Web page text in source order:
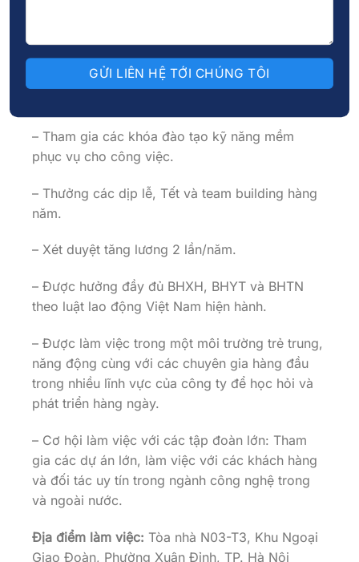
– Thưởng dự án theo các dự án tham gia.
– Đặc biệt chia cổ tức cho cán bộ nhân viên
– Tham gia các khóa đào tạo kỹ năng mềm
phục vụ cho công việc.
– Thưởng các dịp lễ, Tết và team building hàng
năm.
– Xét duyệt tăng lương 2 lần/năm.
– Được hưởng đầy đủ BHXH, BHYT và BHTN
theo luật lao động Việt Nam hiện hành.
– Được làm việc trong một môi trường trẻ trung,
năng động cùng với các chuyên gia hàng đầu
trong nhiều lĩnh vực của công ty để học hỏi và
phát triển hàng ngày.
– Cơ hội làm việc với các tập đoàn lớn: Tham
gia các dự án lớn, làm việc với các khách hàng
và đối tác uy tín trong ngành công nghệ trong
và ngoài nước.
Địa điểm làm việc: Tòa nhà N03-T3, Khu Ngoại
Giao Đoàn, Phường Xuân Đỉnh, TP. Hà Nội